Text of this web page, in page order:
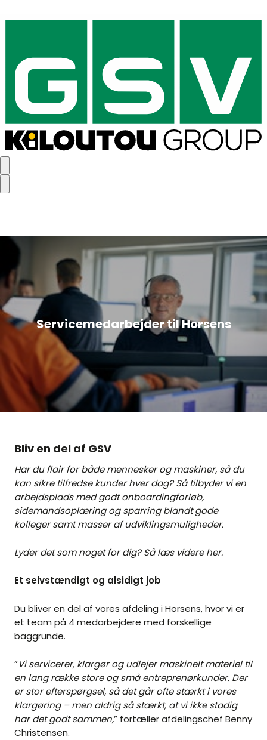
Servicemedarbejder til Horsens
Bliv en del af GSV
Har du flair for både mennesker og maskiner, så du
kan sikre tilfredse kunder hver dag? Så tilbyder vi en
arbejdsplads med godt onboardingforløb,
sidemandsoplæring og sparring blandt gode
kolleger samt masser af udviklingsmuligheder.
Lyder det som noget for dig? Så læs videre her.
Et selvstændigt og alsidigt job
Du bliver en del af vores afdeling i Horsens, hvor vi er
et team på 4 medarbejdere med forskellige
baggrunde.
”Vi servicerer, klargør og udlejer maskinelt materiel til
en lang række store og små entreprenørkunder. Der
er stor efterspørgsel, så det går ofte stærkt i vores
klargøring – men aldrig så stærkt, at vi ikke stadig
har det godt sammen,” fortæller afdelingschef Benny
Christensen.